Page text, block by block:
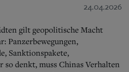
24.04.2026
gilt geopolitische Macht
Panzerbewegungen,
Sanktionspakete,
denkt, muss Chinas Verhalten